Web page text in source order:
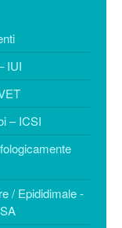
IUI
– ICSI
/ Epididimale -